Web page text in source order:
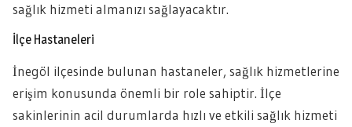
sağlık hizmeti almanızı sağlayacaktır.
İlçe Hastaneleri
İnegöl ilçesinde bulunan hastaneler, sağlık hizmetlerine
erişim konusunda önemli bir role sahiptir. İlçe
sakinlerinin acil durumlarda hızlı ve etkili sağlık hizmeti